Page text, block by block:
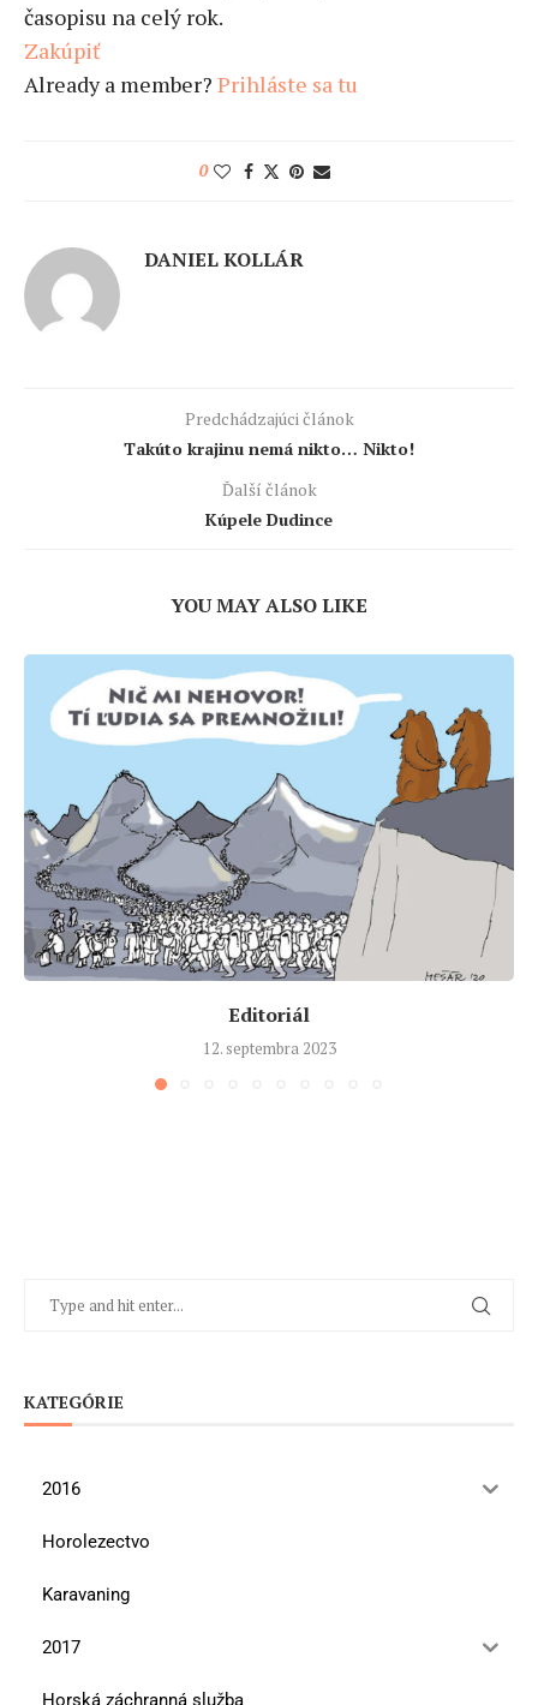
časopisu na celý rok.
Zakúpiť
Already a member? Prihláste sa tu
0
DANIEL KOLLÁR
Predchádzajúci článok
Takúto krajinu nemá nikto… Nikto!
Ďalší článok
Kúpele Dudince
YOU MAY ALSO LIKE
Editoriál
12. septembra 2023
KATEGÓRIE
2016
Horolezectvo
Karavaning
2017
Horská záchranná služba